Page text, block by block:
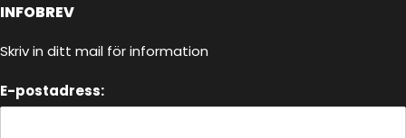
INFOBREV
Skriv in ditt mail för information
E-postadress: